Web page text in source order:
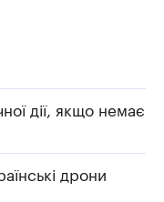
дії, якщо немає
дрони